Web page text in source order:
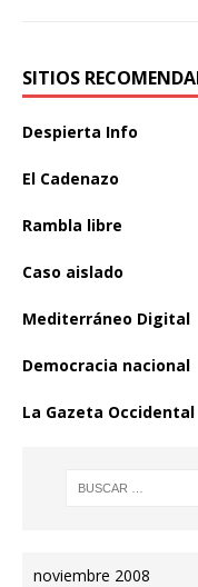
SITIOS
Despierta Info
El Cadenazo
Rambla libre
Caso aislado
Mediterráneo Digital
Democracia nacional
La Gazeta Occidental
noviembre 2008